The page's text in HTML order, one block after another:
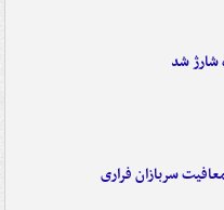
سربازان فراری